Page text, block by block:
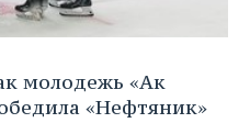
молодежь «Ак
«Нефтяник»